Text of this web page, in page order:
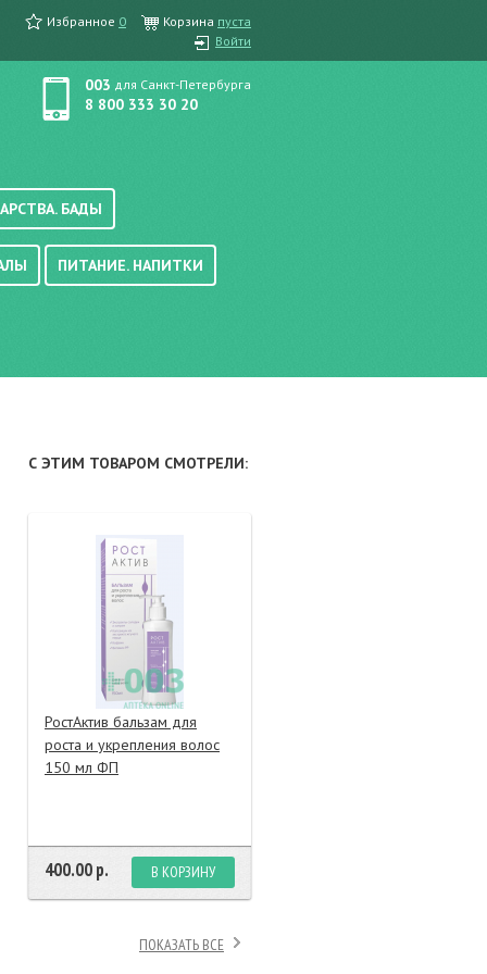
Избранное 0 Корзина пуста
Войти
003 для Санкт-Петербурга
8 800 333 30 20
краска для волос
БАДЫ
ПИТАНИЕ. НАПИТКИ
энтеральное питание
биомороженое
С ЭТИМ ТОВАРОМ СМОТРЕЛИ:
РостАктив бальзам для
роста и укрепления волос
150 мл ФП
400.00 р. В КОРЗИНУ
ПОКАЗАТЬ ВСЕ